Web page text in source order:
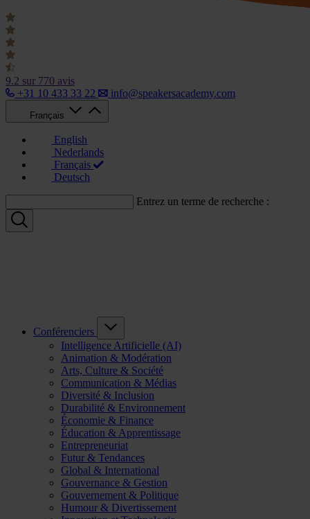
9.2 sur 770 avis
+31 10 433 33 22
info@speakersacademy.com
Français
English
Nederlands
Français
Deutsch
Entrez un terme de recherche :
Conférenciers
Intelligence Artificielle (AI)
Animation & Modération
Arts, Culture & Société
Communication & Médias
Diversité & Inclusion
Durabilité & Environnement
Économie & Finance
Éducation & Apprentissage
Entrepreneuriat
Futur & Tendances
Global & International
Gouvernance & Gestion
Gouvernement & Politique
Humour & Divertissement